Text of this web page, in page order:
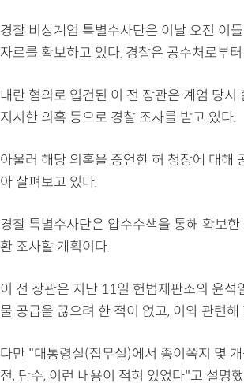
경찰 비상계엄 특별수사단은 이날 오전 이
자료를 확보하고 있다. 경찰은 공수처로부
내란 혐의로 입건된 이 전 장관은 계엄 당
지시한 의혹 등으로 경찰 조사를 받고 있다.
아울러 해당 의혹을 증언한 허 청장에 대해
아 살펴보고 있다.
경찰 특별수사단은 압수수색을 통해 확보
환 조사할 계획이다.
이 전 장관은 지난 11일 헌법재판소의 윤석
물 공급을 끊으려 한 적이 없고, 이와 관련
다만 "대통령실(집무실)에서 종이쪽지 몇
전, 단수, 이런 내용이 적혀 있었다"고 설명